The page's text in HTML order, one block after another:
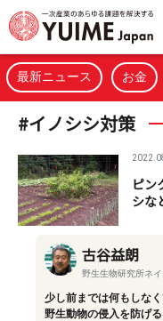
最新ニュース お金
#イノシシ対策
ピン
シな
古谷益朗
野生生物研究所ネ
少し前までは何もしな
野生動物の侵入を防げ